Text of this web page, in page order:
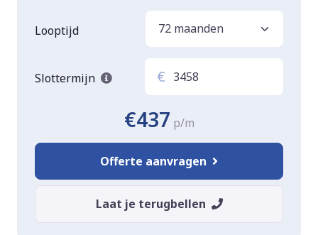
Looptijd
Slottermijn €
€437 p/m
Offerte aanvragen
Laat je terugbellen